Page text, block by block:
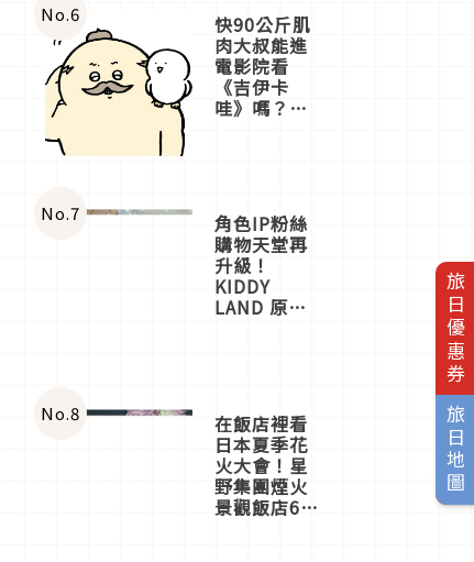
旅日優惠券
旅日地圖
No.6 快90公斤肌
肉大叔能進
電影院看
《吉伊卡
哇》嗎？日
一同給出了
答案
No.7 角色IP粉絲
購物天堂再
升級！
KIDDY
LAND 原宿
店3分即達
No.8 在飯店裡看
日本夏季花
火大會！星
野集團煙火
景觀飯店6